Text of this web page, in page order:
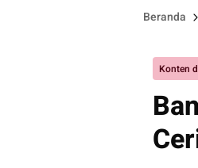
Beranda
Konten